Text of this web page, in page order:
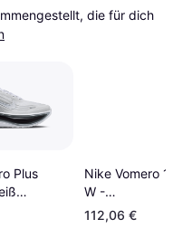
die für dich
Plus
Grey
Nike Vomero
W -
White/Photon
Dust/Summit
112,06 €